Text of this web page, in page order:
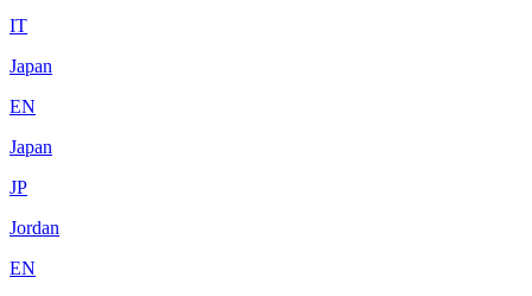
IT
Japan
EN
Japan
JP
Jordan
EN